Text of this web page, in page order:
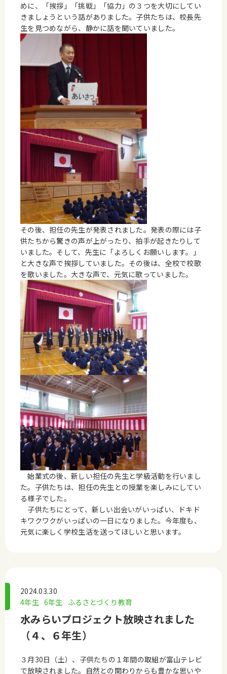
めに、「挨拶」「挑戦」「協力」の３つを大切にしてい
きましょうという話がありました。子供たちは、校長先
生を見つめながら、静かに話を聞いていました。
その後、担任の先生が発表されました。発表の際には子
供たちから驚きの声が上がったり、拍手が起きたりして
いました。そして、先生に「よろしくお願いします。」
と大きな声で挨拶していました。その後は、全校で校歌
を歌いました。大きな声で、元気に歌っていました。
始業式の後、新しい担任の先生と学級活動を行いまし
た。子供たちは、担任の先生との授業を楽しみにしてい
る様子でした。
子供たちにとって、新しい出会いがいっぱい、ドキド
キワクワクがいっぱいの一日になりました。 今年度も、
元気に楽しく学校生活を送ってほしいと思います。
2024.03.30
4年生 6年生 ふるさとづくり教育
水みらいプロジェクト放映されました
（４、６年生）
３月30日（土）、子供たちの１年間の取組が富山テレビ
で放映されました。自然との関わりからも豊かな思いや